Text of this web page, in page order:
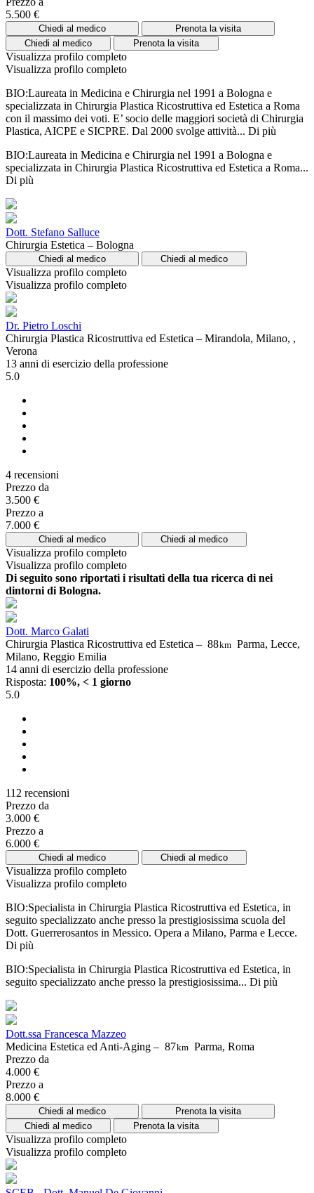
5.500 €
Chiedi al medico
Prenota la visita
Chiedi al medico
Prenota la visita
Visualizza profilo completo
Visualizza profilo completo
BIO:Laureata in Medicina e Chirurgia nel 1991 a Bologna e
specializzata in Chirurgia Plastica Ricostruttiva ed Estetica a Roma
con il massimo dei voti. E’ socio delle maggiori società di Chirurgia
Plastica, AICPE e SICPRE. Dal 2000 svolge attività... Di più
BIO:Laureata in Medicina e Chirurgia nel 1991 a Bologna e
specializzata in Chirurgia Plastica Ricostruttiva ed Estetica a Roma...
Di più
Dott. Stefano Salluce
Chirurgia Estetica – Bologna
Chiedi al medico Chiedi al medico
Visualizza profilo completo
Visualizza profilo completo
Dr. Pietro Loschi
Chirurgia Plastica Ricostruttiva ed Estetica – Mirandola, Milano, ,
Verona
13 anni di esercizio della professione
5.0
4 recensioni
Prezzo da
3.500 €
Prezzo a
7.000 €
Chiedi al medico Chiedi al medico
Visualizza profilo completo
Visualizza profilo completo
Di seguito sono riportati i risultati della tua ricerca di nei
dintorni di Bologna.
Dott. Marco Galati
Chirurgia Plastica Ricostruttiva ed Estetica – 88km Parma, Lecce,
Milano, Reggio Emilia
14 anni di esercizio della professione
Risposta: 100%, < 1 giorno
5.0
112 recensioni
Prezzo da
3.000 €
Prezzo a
6.000 €
Chiedi al medico Chiedi al medico
Visualizza profilo completo
Visualizza profilo completo
BIO:Specialista in Chirurgia Plastica Ricostruttiva ed Estetica, in
seguito specializzato anche presso la prestigiosissima scuola del
Dott. Guerrerosantos in Messico. Opera a Milano, Parma e Lecce.
Di più
BIO:Specialista in Chirurgia Plastica Ricostruttiva ed Estetica, in
seguito specializzato anche presso la prestigiosissima... Di più
Dott.ssa Francesca Mazzeo
Medicina Estetica ed Anti-Aging – 87km Parma, Roma
Prezzo da
4.000 €
Prezzo a
8.000 €
Chiedi al medico
Prenota la visita
Chiedi al medico
Prenota la visita
Visualizza profilo completo
Visualizza profilo completo